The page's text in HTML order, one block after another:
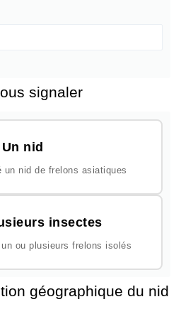
signaler
Un nid
un nid de frelons asiatiques
insectes
ou plusieurs frelons isolés
géographique du nid